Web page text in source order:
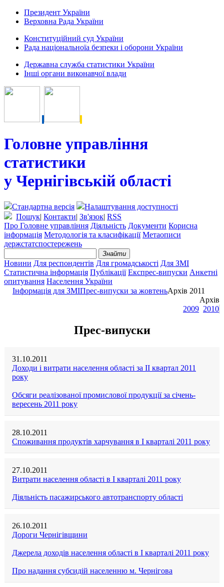
Президент України
Верховна Рада України
Конституційний суд України
Рада національноїа безпеки і оборони України
Державна служба статистики України
Інші органи виконавчої влади
Головне управління
статистики
у Чернігівській області
Стандартна версія
Налаштування доступності
Пошук| Контакти| Зв'язок| RSS
Про Головне управління Діяльність Документи Корисна
інформація Методологія та класифікації Метаописи
держстатспостережень
Знайти
Новини Для респондентів Для громадськості Для ЗМІ
Статистична інформація Публікації Експрес-випуски Анкетні
опитування Населення України
Інформація для ЗМІПрес-випуски за жовтеньАрхів 2011
Архів
2009 2010
Прес-випуски
31.10.2011
Доходи і витрати населення області за ІІ квартал 2011
року
Обсяги реалізованої промислової продукції за січень-
вересень 2011 року
28.10.2011
Споживання продуктів харчування в I кварталі 2011 року
27.10.2011
Витрати населення області в I кварталі 2011 року
Діяльність пасажирського автотранспорту області
26.10.2011
Дороги Чернігівщини
Джерела доходів населення області в I кварталі 2011 року
Про надання субсидій населенню м. Чернігова